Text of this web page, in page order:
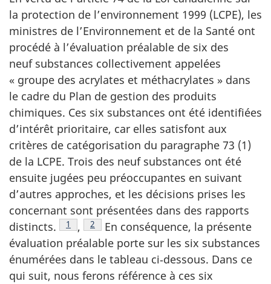
la protection de l’environnement 1999 (LCPE), les
ministres de l’Environnement et de la Santé ont
procédé à l’évaluation préalable de six des
neuf substances collectivement appelées
« groupe des acrylates et méthacrylates » dans
le cadre du Plan de gestion des produits
chimiques. Ces six substances ont été identifiées
d’intérêt prioritaire, car elles satisfont aux
critères de catégorisation du paragraphe 73 (1)
de la LCPE. Trois des neuf substances ont été
ensuite jugées peu préoccupantes en suivant
d’autres approches, et les décisions prises les
concernant sont présentées dans des rapports
distincts.
Note de bas de page
1 , Note de bas de page
2
En conséquence, la présente
évaluation préalable porte sur les six substances
énumérées dans le tableau ci‑dessous. Dans ce
qui suit, nous ferons référence à ces six